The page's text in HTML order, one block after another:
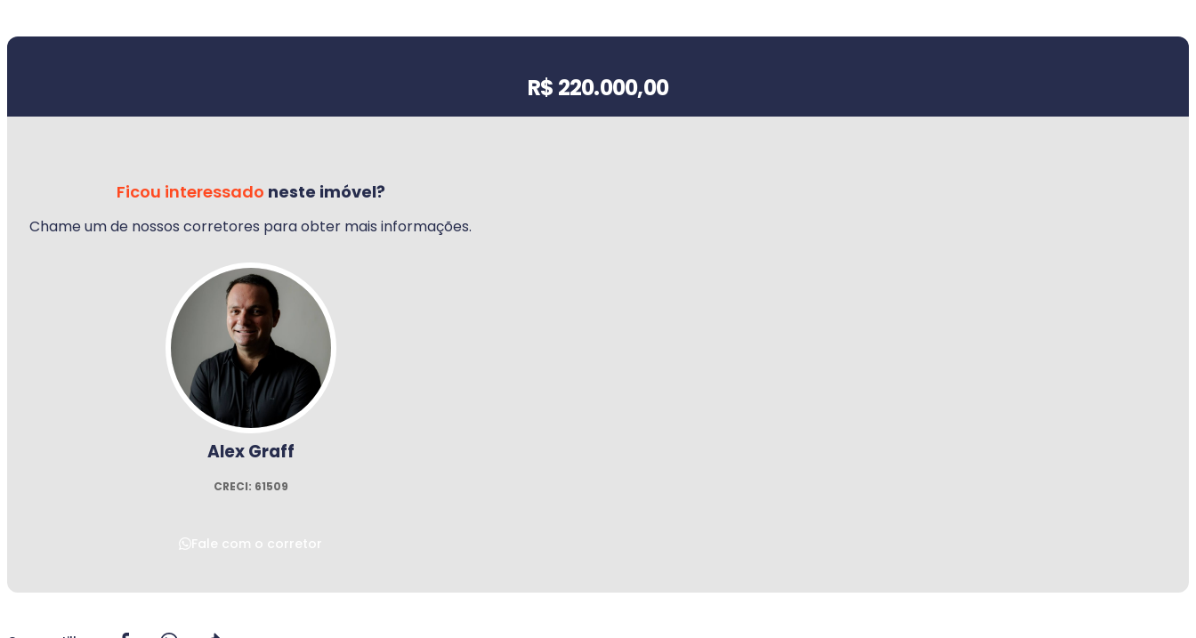
R$ 220.000,00
Ficou interessado neste imóvel?
Chame um de nossos corretores para obter mais informações.
Alex Graff
CRECI: 61509
Fale com o corretor